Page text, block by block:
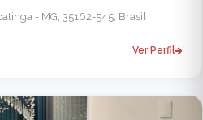
- MG, 35162-545, Brasil
Ver Perfil